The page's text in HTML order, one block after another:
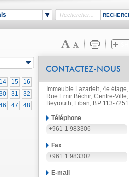
14 15
16
31
32
47
48
CONTACTEZ-NOUS
Immeuble Lazarieh, 4e étage,
Rue Emir Béchir, Centre-Ville,
Beyrouth, Liban, BP 113-7251
Téléphone
+961 1 983306
Fax
+961 1 983302
E-mail